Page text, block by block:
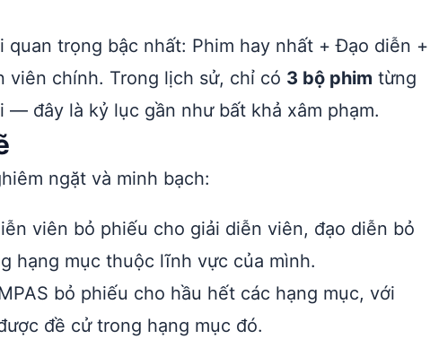
quan trọng bậc nhất: Phim hay nhất + Đạo diễn +
viên chính. Trong lịch sử, chỉ có 3 bộ phim từng
đây là kỷ lục gần như bất khả xâm phạm.
ngặt và minh bạch:
viên bỏ phiếu cho giải diễn viên, đạo diễn bỏ
hạng mục thuộc lĩnh vực của mình.
bỏ phiếu cho hầu hết các hạng mục, với
đề cử trong hạng mục đó.